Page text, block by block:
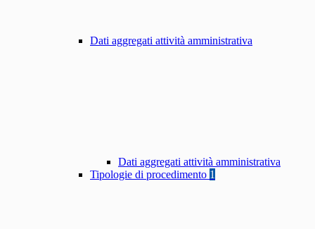
Dati aggregati attività amministrativa
Dati aggregati attività amministrativa
Tipologie di procedimento 1